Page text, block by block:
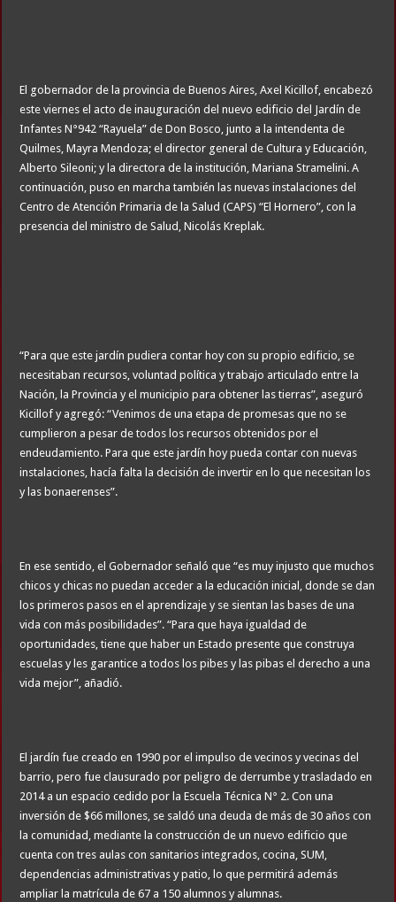
El gobernador de la provincia de Buenos Aires, Axel Kicillof, encabezó
este viernes el acto de inauguración del nuevo edificio del Jardín de
Infantes N°942 “Rayuela” de Don Bosco, junto a la intendenta de
Quilmes, Mayra Mendoza; el director general de Cultura y Educación,
Alberto Sileoni; y la directora de la institución, Mariana Stramelini. A
continuación, puso en marcha también las nuevas instalaciones del
Centro de Atención Primaria de la Salud (CAPS) “El Hornero”, con la
presencia del ministro de Salud, Nicolás Kreplak.
“Para que este jardín pudiera contar hoy con su propio edificio, se
necesitaban recursos, voluntad política y trabajo articulado entre la
Nación, la Provincia y el municipio para obtener las tierras”, aseguró
Kicillof y agregó: “Venimos de una etapa de promesas que no se
cumplieron a pesar de todos los recursos obtenidos por el
endeudamiento. Para que este jardín hoy pueda contar con nuevas
instalaciones, hacía falta la decisión de invertir en lo que necesitan los
y las bonaerenses”.
En ese sentido, el Gobernador señaló que “es muy injusto que muchos
chicos y chicas no puedan acceder a la educación inicial, donde se dan
los primeros pasos en el aprendizaje y se sientan las bases de una
vida con más posibilidades”. “Para que haya igualdad de
oportunidades, tiene que haber un Estado presente que construya
escuelas y les garantice a todos los pibes y las pibas el derecho a una
vida mejor”, añadió.
El jardín fue creado en 1990 por el impulso de vecinos y vecinas del
barrio, pero fue clausurado por peligro de derrumbe y trasladado en
2014 a un espacio cedido por la Escuela Técnica N° 2. Con una
inversión de $66 millones, se saldó una deuda de más de 30 años con
la comunidad, mediante la construcción de un nuevo edificio que
cuenta con tres aulas con sanitarios integrados, cocina, SUM,
dependencias administrativas y patio, lo que permitirá además
ampliar la matrícula de 67 a 150 alumnos y alumnas.